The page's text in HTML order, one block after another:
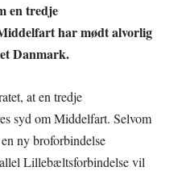
en tredje
har mødt alvorlig
Danmark.
at en tredje
syd om Middelfart. Selvom
ny broforbindelse
Lillebæltsforbindelse vil